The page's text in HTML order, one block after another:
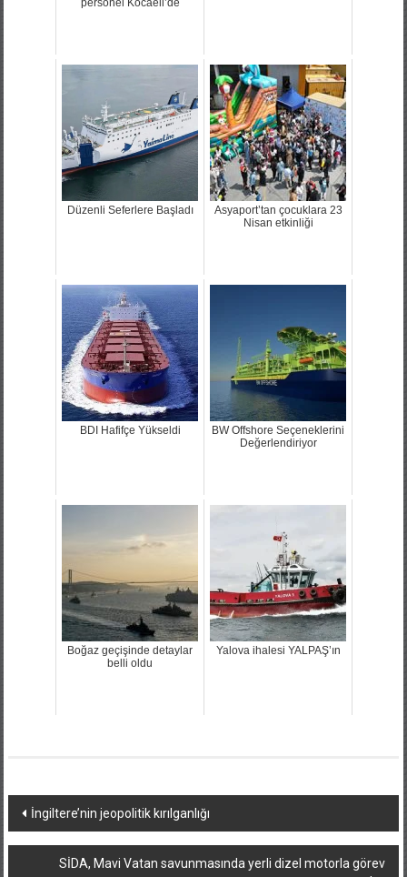
Düzenli Seferlere Başladı
Asyaport’tan çocuklara 23
Nisan etkinliği
BDI Hafifçe Yükseldi
BW Offshore Seçeneklerini
Değerlendiriyor
Boğaz geçişinde detaylar
belli oldu
Yalova ihalesi YALPAŞ’ın
Yazı
dolaşımı
İngiltere’nin jeopolitik kırılganlığı
SİDA, Mavi Vatan savunmasında yerli dizel motorla görev
yapacak